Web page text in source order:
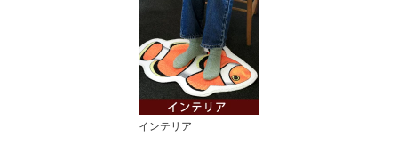
インテリア